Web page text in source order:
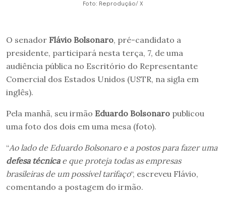
Foto: Reprodução/ X
O senador Flávio Bolsonaro, pré-candidato a
presidente, participará nesta terça, 7, de uma
audiência pública no Escritório do Representante
Comercial dos Estados Unidos (USTR, na sigla em
inglês).
Pela manhã, seu irmão Eduardo Bolsonaro publicou
uma foto dos dois em uma mesa (foto).
“Ao lado de Eduardo Bolsonaro e a postos para fazer uma
defesa técnicae que proteja todas as empresas
brasileiras de um possível tarifaço“, escreveu Flávio,
comentando a postagem do irmão.